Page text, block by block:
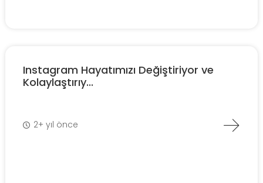
Instagram Hayatımızı Değiştiriyor ve
Kolaylaştırıy...
2+ yıl önce